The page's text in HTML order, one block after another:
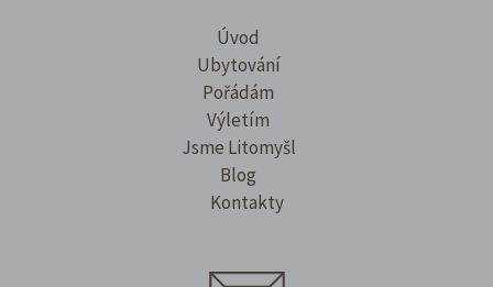
Úvod
Ubytování
Pořádám
Výletím
Jsme Litomyšl
Blog
Kontakty